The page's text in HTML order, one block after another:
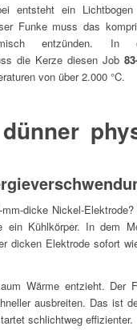
entsteht ein
Funke muss das
entzünden. In
die Kerze diesen Job
von über 2.000 °C.
dicke Nickel-
ein Kühlkörper. In dem
dicken Elektrode sofort
Wärme entzieht. Der
ausbreiten. Das ist
schlichtweg effizienter.